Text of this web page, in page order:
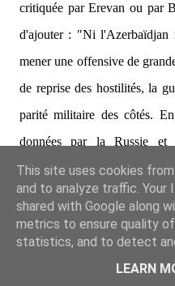
critiquée par Erevan ou par
d'ajouter : "Ni l'Azerbaïdjan
mener une offensive de
de reprise des hostilités, la
parité militaire des côtés.
données par la Russie
confrontation."Et d’ajouter :
peut apporter son aide à
tous deux membres de
compter sur la Turquie avec
politiques et économiques."
This site uses cookies
and to analyze traffic. Your
shared with Google along
metrics to ensure quality
statistics, and to detect
LEARN